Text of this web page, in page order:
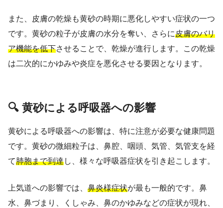
また、皮膚の乾燥も黄砂の時期に悪化しやすい症状の一つ
です。黄砂の粒子が皮膚の水分を奪い、さらに皮膚のバリ
ア機能を低下させることで、乾燥が進行します。この乾燥
は二次的にかゆみや炎症を悪化させる要因となります。
🔍 黄砂による呼吸器への影響
黄砂による呼吸器への影響は、特に注意が必要な健康問題
です。黄砂の微細粒子は、鼻腔、咽頭、気管、気管支を経
て肺胞まで到達し、様々な呼吸器症状を引き起こします。
上気道への影響では、 鼻炎様症状が最も一般的です。鼻
水、鼻づまり、くしゃみ、鼻のかゆみなどの症状が現れ、